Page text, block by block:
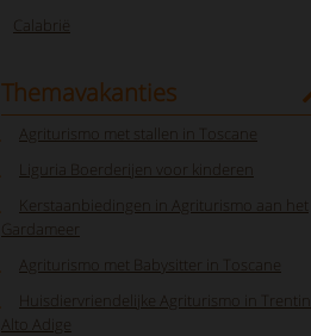
Calabrië
Themavakanties
Agriturismo met stallen in Toscane
Liguria Boerderijen voor kinderen
Kerstaanbiedingen in Agriturismo aan het
Gardameer
Agriturismo met Babysitter in Toscane
Huisdiervriendelijke Agriturismo in Trentino
Alto Adige